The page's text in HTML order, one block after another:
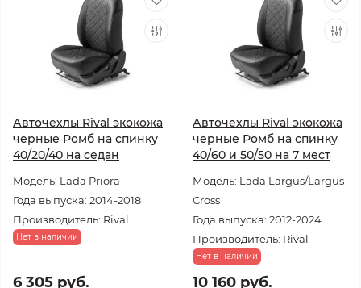
Авточехлы Rival экокожа
черные Ромб на спинку
40/20/40 на седан
Модель: Lada Priora
Года выпуска: 2014-2018
Производитель: Rival
Нет в наличии
6 305 руб.
Авточехлы Rival экокожа
черные Ромб на спинку
40/60 и 50/50 на 7 мест
Модель: Lada Largus/Largus
Cross
Года выпуска: 2012-2024
Производитель: Rival
Нет в наличии
10 160 руб.